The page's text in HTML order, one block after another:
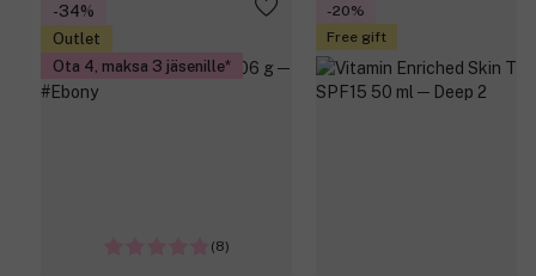
-34%
Outlet
Ota 4, maksa 3 jäsenille
(8)
-20%
Free gift